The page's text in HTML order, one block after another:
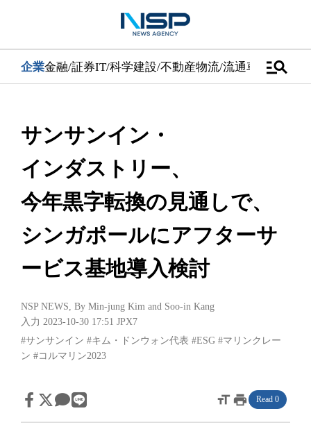
企業金融/証券IT/科学建設/不動産物流/流通車 医学/健康
manage_search
サンサンイン・
インダストリー、
今年黒字転換の見通しで、
シンガポールにアフターサ
ービス基地導入検討
NSP NEWS, By Min-jung Kim and Soo-in Kang
入力 2023-10-30 17:51 JPX7
#サンサンイン #キム・ドンウォン代表 #ESG #マリンクレー
ン #コルマリン2023
format_sizeprint Read 0